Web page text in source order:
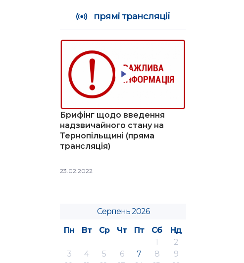
прямі трансляції
Брифінг щодо введення
надзвичайного стану на
Тернопільщині (пряма
трансляція)
23.02.2022
Серпень 2026
Пн
Вт Ср Чт Пт Сб
Нд
1
2
3
4 5 6 7 8
9